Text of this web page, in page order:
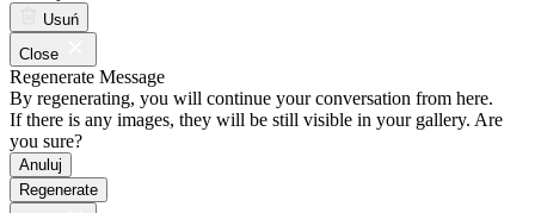
Usuń
Close
Regenerate Message
By regenerating, you will continue your conversation from here.
If there is any images, they will be still visible in your gallery. Are
you sure?
Anuluj
Regenerate